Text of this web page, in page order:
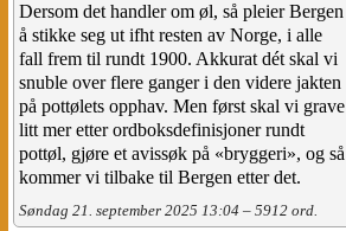
Dersom det handler om øl, så pleier Bergen
å stikke seg ut ifht resten av Norge, i alle
fall frem til rundt 1900. Akkurat dét skal vi
snuble over flere ganger i den videre jakten
på pottølets opphav. Men først skal vi grave
litt mer etter ordboksdefinisjoner rundt
pottøl, gjøre et avissøk på «bryggeri», og så
kommer vi tilbake til Bergen etter det.
Søndag 21. september 2025 13:04 – 5912 ord.